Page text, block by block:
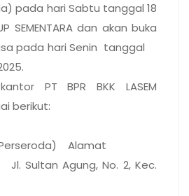
pada hari Sabtu tanggal 18
SEMENTARA dan akan buka
pada hari Senin tanggal
PT BPR BKK LASEM
berikut:
(Perseroda) Alamat
Sultan Agung, No. 2, Kec.